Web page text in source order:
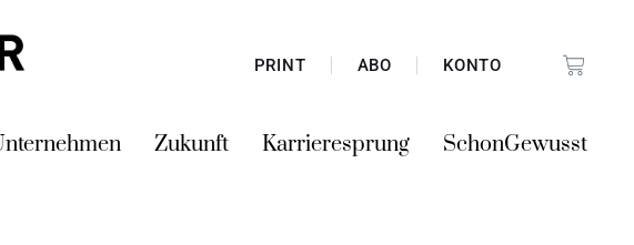
PRINT ABO KONTO
Zukunft Karrieresprung SchonGewusst